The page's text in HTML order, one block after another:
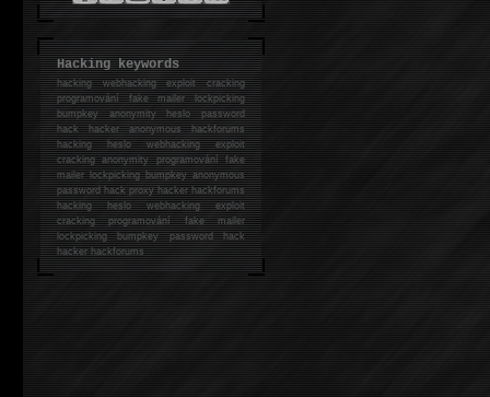
Hacking keywords
hackingwebhacking exploit cracking
programování fake mailer lockpicking
bumpkey anonymity heslo password
hackhacker anonymous hackforums
hackingheslo webhacking exploit
cracking anonymity programování fake
mailer lockpicking bumpkey anonymous
password hack proxy hacker hackforums
hacking heslo webhacking exploit
cracking programování fake mailer
lockpicking bumpkey password hack
hackerhackforums